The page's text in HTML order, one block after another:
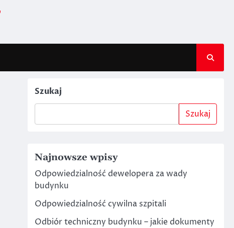
Szukaj
Szukaj
Najnowsze wpisy
Odpowiedzialność dewelopera za wady
budynku
Odpowiedzialność cywilna szpitali
Odbiór techniczny budynku – jakie dokumenty